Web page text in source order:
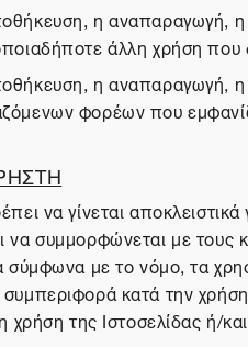
η αναπαραγωγή, η
άλλη χρήση
η αναπαραγωγή,
φορέων που
να γίνεται
συμμορφώνεται με τους
σύμφωνα με το νόμο, τα
κατά την
χρήση της Ιστοσελίδας